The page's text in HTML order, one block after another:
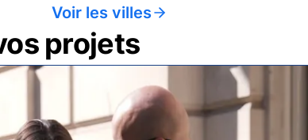
Voir les villes
projets